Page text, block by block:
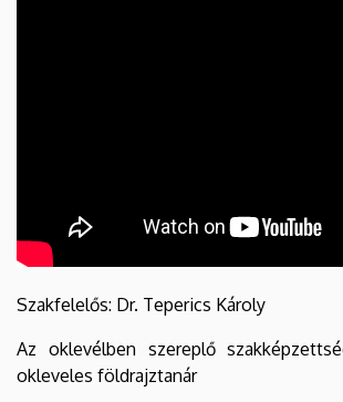
Szakfelelős: Dr. Teperics Károly
Az oklevélben szereplő
okleveles földrajztanár